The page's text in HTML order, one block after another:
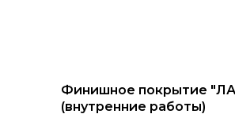
Финишное покрытие
(внутренние работы)